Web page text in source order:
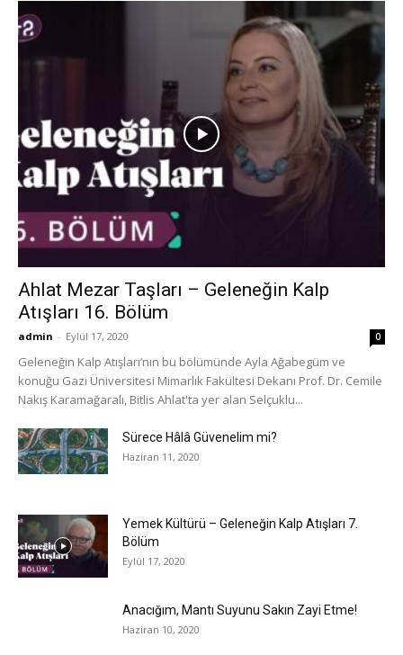
Ahlat Mezar Taşları – Geleneğin Kalp
Atışları 16. Bölüm
admin - Eylül 17, 2020 0
Geleneğin Kalp Atışları’nın bu bölümünde Ayla Ağabegüm ve
konuğu Gazi Üniversitesi Mimarlık Fakültesi Dekanı Prof. Dr. Cemile
Nakış Karamağaralı, Bitlis Ahlat'ta yer alan Selçuklu...
Sürece Hâlâ Güvenelim mi?
Haziran 11, 2020
Yemek Kültürü – Geleneğin Kalp Atışları 7.
Bölüm
Eylül 17, 2020
Anacığım, Mantı Suyunu Sakın Zayi Etme!
Haziran 10, 2020